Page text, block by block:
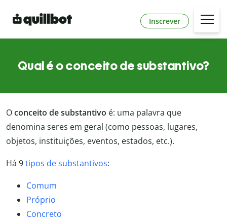
Inscrever
Qual é o conceito de substantivo?
Oconceito de substantivo é: uma palavra que
denomina seres em geral (como pessoas, lugares,
objetos, instituições, eventos, estados, etc.).
Há 9tipos de substantivos:
Comum
Próprio
Concreto